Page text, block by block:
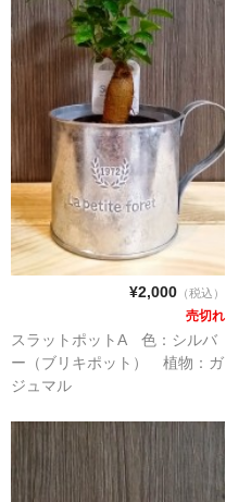
¥2,000（税込）
売切れ
スラットポットA 色：シルバ
ー（ブリキポット） 植物：ガ
ジュマル